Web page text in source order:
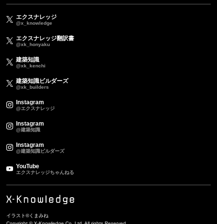
エクスナレッジ
@x_knowledge
エクスナレッジ翻訳書
@xk_honyaku
建築知識
@xk_kenchi
建築知識ビルダーズ
@xk_builders
Instagram
@エクスナレッジ
Instagram
@建築知識
Instagram
@建築知識ビルダーズ
YouTube
エクスナレッジちゃんねる
イラスト©くまみね